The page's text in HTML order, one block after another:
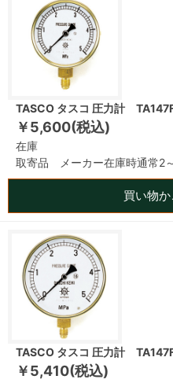
TASCO タスコ 圧力計
￥5,600(税込)
在庫
取寄品 メーカー在庫時通常2
買い物
TASCO タスコ 圧力計
￥5,410(税込)